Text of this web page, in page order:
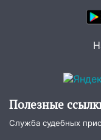
Жара
знойный и
Под
иномарки
05:00
второй
алопецией»:
Полезные
Служба судебных